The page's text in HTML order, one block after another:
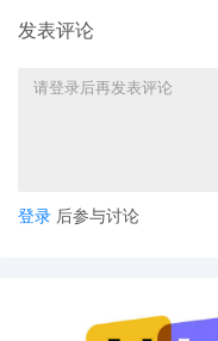
在激烈的价格竞争下
产品缺陷难以突破
流量获取困难
发表评论
登录 后参与讨论